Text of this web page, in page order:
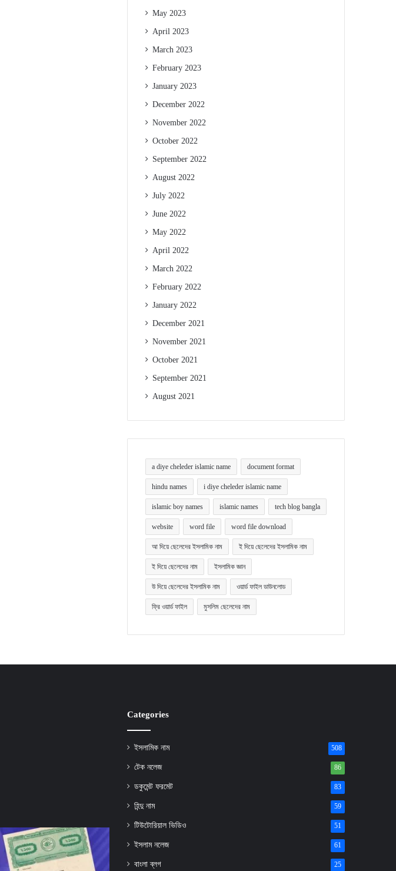
May 2023
April 2023
March 2023
February 2023
January 2023
December 2022
November 2022
October 2022
September 2022
August 2022
July 2022
June 2022
May 2022
April 2022
March 2022
February 2022
January 2022
December 2021
November 2021
October 2021
September 2021
August 2021
a diye cheleder islamic name document format
hindu names i diye cheleder islamic name
islamic boy names islamic names tech blog bangla
website word file word file download
আ দিয়ে ছেলেদের ইসলামিক নাম ই দিয়ে ছেলেদের ইসলামিক নাম
ই দিয়ে ছেলেদের নাম ইসলামিক জ্ঞান
উ দিয়ে ছেলেদের ইসলামিক নাম ওয়ার্ড ফাইল ডাউনলোড
ফ্রি ওয়ার্ড ফাইল মুসলিম ছেলেদের নাম
Categories
ইসলামিক নাম 508
টেক নলেজ 86
ডকুমেন্ট ফরমেট 83
হিন্দু নাম 59
টিউটোরিয়াল ভিডিও 51
ইসলাম নলেজ 61
বাংলা ব্লগ 25